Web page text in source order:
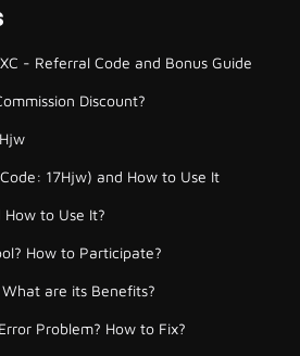
- Referral Code and Bonus Guide
Discount?
17Hjw) and How to Use It
How to Use It?
How to Participate?
What are its Benefits?
Problem? How to Fix?